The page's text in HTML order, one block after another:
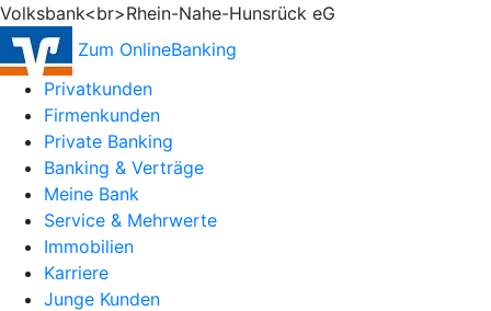
Volksbank<br>Rhein-Nahe-Hunsrück eG
Zum OnlineBanking
Privatkunden
Firmenkunden
Private Banking
Banking & Verträge
Meine Bank
Service & Mehrwerte
Immobilien
Karriere
Junge Kunden